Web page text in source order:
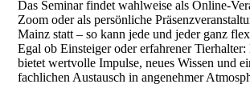
Das Seminar findet wahlweise als Online-
Zoom oder als persönliche
Mainz statt – so kann jede und jeder ganz
Egal ob Einsteiger oder erfahrener Tierhalter:
bietet wertvolle Impulse, neues Wissen und
fachlichen Austausch in angenehmer